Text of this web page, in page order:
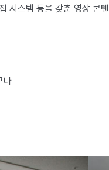
시스템 등을 갖춘 영상 콘
나